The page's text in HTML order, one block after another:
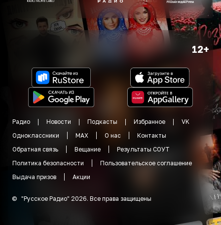
12+
Радио Новости Подкасты Избранное
VK
Одноклассники
MAX О нас
Контакты
Обратная связь
Вещание
Результаты СОУТ
Политика безопасности
Пользовательское соглашение
Выдача призов
Акции
© "Русское Радио" 2026. Все права защищены